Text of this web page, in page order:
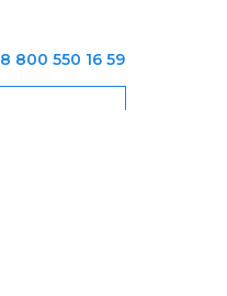
8 800 550 16 59